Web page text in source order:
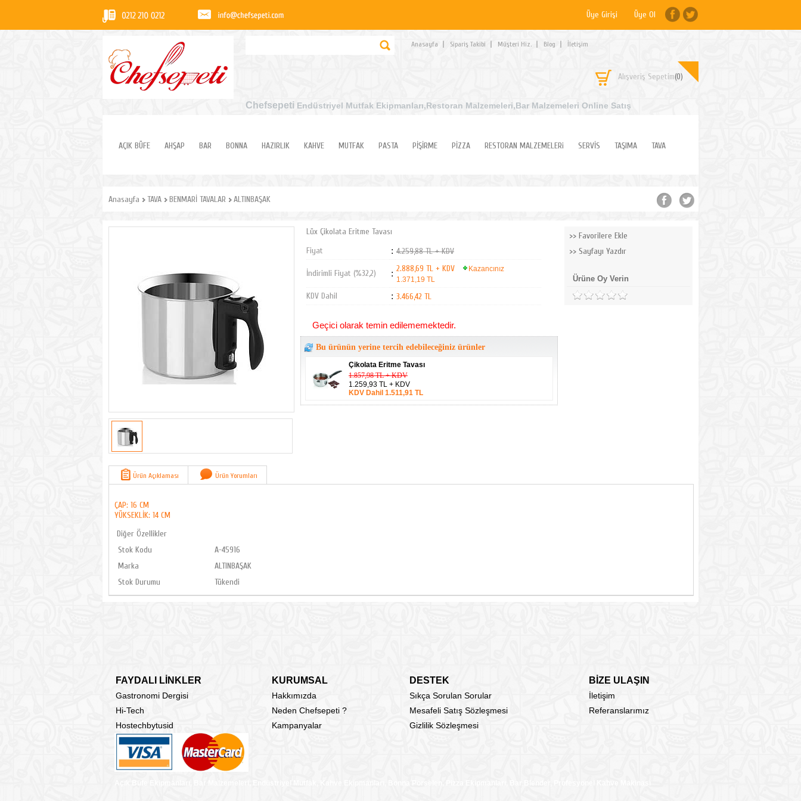
Üye Girişi Üye Ol
Anasayfa Sipariş Takibi Müşteri Hiz. Blog İletişim
Alışveriş Sepetim(0)
Chefsepeti Endüstriyel Mutfak Ekipmanları,Restoran Malzemeleri,Bar Malzemeleri Online Satış
AÇIK BÜFE AHŞAP BAR BONNA HAZIRLIK KAHVE MUTFAK PASTA PİŞİRME PİZZA RESTORAN MALZEMELERi SERVİS TAŞIMA TAVA
Anasayfa TAVA BENMARİ TAVALAR ALTINBAŞAK
Lüx Çikolata Eritme Tavası
Fiyat
: 4.259,88 TL + KDV
İndirimli Fiyat (%32,2) : 2.888,69 TL + KDV
Kazancınız
1.371,19 TL
KDV Dahil : 3.466,42 TL
Geçici olarak temin edilememektedir.
Bu ürünün yerine tercih edebileceğiniz ürünler
Çikolata Eritme Tavası
1.857,98 TL + KDV
1.259,93 TL + KDV
KDV Dahil 1.511,91 TL
Favorilere Ekle
Sayfayı Yazdır
Ürüne Oy Verin
Ürün Açıklaması Ürün Yorumları
ÇAP: 16 CM
YÜKSEKLİK: 14 CM
Diğer Özellikler
Stok Kodu
A-45916
Marka
ALTINBAŞAK
Stok Durumu
Tükendi
FAYDALI LİNKLER KURUMSAL DESTEK BİZE ULAŞIN
Gastronomi Dergisi Hakkımızda Sıkça Sorulan Sorular
İletişim
Hi-Tech
Neden Chefsepeti ? Mesafeli Satış Sözleşmesi
Referanslarımız
Hostechbytusid
Kampanyalar Gizlilik Sözleşmesi